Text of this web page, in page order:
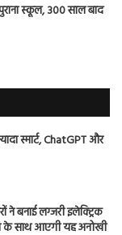
स्कूल, 300 साल बाद
स्मार्ट, ChatGPT और
ने बनाई लग्जरी इलेक्ट्रिक
के साथ आएगी यह अनोखी